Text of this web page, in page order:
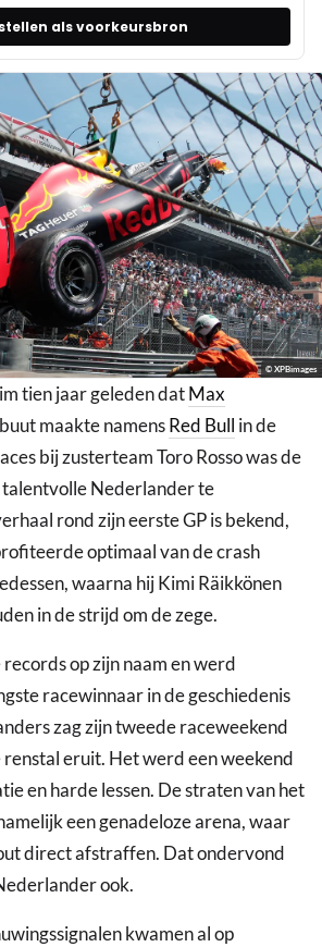
als voorkeursbron
© XPBimages
tien jaar geleden datMax
maakte namensRed Bull in de
bij zusterteam Toro Rosso was de
Nederlander te
rond zijn eerste GP is bekend,
optimaal van de crash
waarna hij Kimi Räikkönen
in de strijd om de zege.
op zijn naam en werd
racewinnaar in de geschiedenis
zag zijn tweede raceweekend
eruit. Het werd een weekend
en harde lessen. De straten van het
een genadeloze arena, waar
direct afstraffen. Dat ondervond
ook.
kwamen al op